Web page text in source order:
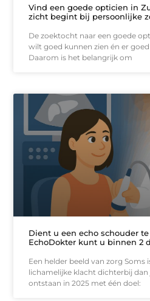
Vind een goede opticien in
zicht begint bij persoonlijke
De zoektocht naar een goede
wilt goed kunnen zien én er
Daarom is het belangrijk om
Dient u een echo schouder
EchoDokter kunt u binnen 2
Een helder beeld van zorg Soms
lichamelijke klacht dichterbij
ontstaan in 2025 met één doel: